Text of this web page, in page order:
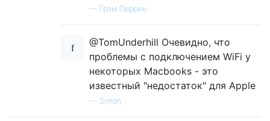
— Грэм Перрин
@TomUnderhill Очевидно, что
проблемы с подключением WiFi у
некоторых Macbooks - это
известный "недостаток" для Apple
— Simon